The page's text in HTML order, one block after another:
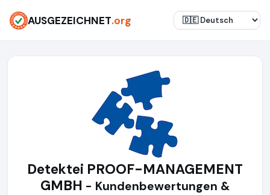
AUSGEZEICHNET.org
Detektei PROOF-MANAGEMENT
GMBH - Kundenbewertungen &